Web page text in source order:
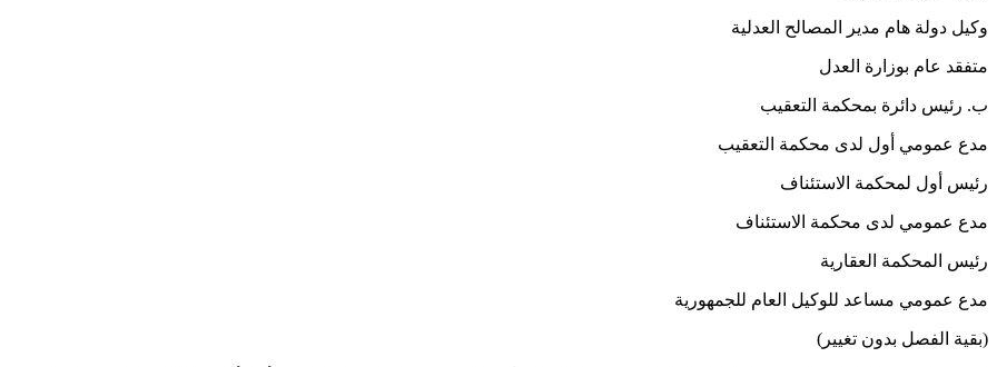
وكيل دولة هام مدير المصالح العدلية
متفقد عام بوزارة العدل
‌ب. رئيس دائرة بمحكمة التعقيب
مدع عمومي أول لدى محكمة التعقيب
رئيس أول لمحكمة الاستئناف
مدع عمومي لدى محكمة الاستئناف
رئيس المحكمة العقارية
مدع عمومي مساعد للوكيل العام للجمهورية
(بقية الفصل بدون تغيير)